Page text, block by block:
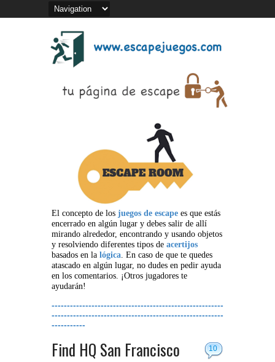
El concepto de los juegos de escape es que estás
encerrado en algún lugar y debes salir de allí
mirando alrededor, encontrando y usando objetos
y resolviendo diferentes tipos de acertijos
basados en la lógica. En caso de que te quedes
atascado en algún lugar, no dudes en pedir ayuda
en los comentarios. ¡Otros jugadores te
ayudarán!
--------------------------------------------------------
--------------------------------------------------------
-----------
10
Find HQ San Francisco